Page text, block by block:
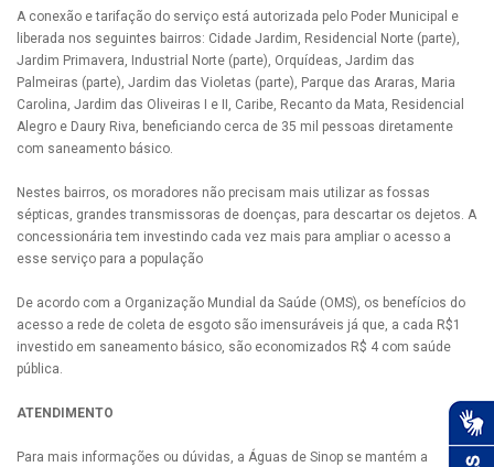
A conexão e tarifação do serviço está autorizada pelo Poder Municipal e
liberada nos seguintes bairros: Cidade Jardim, Residencial Norte (parte),
Jardim Primavera, Industrial Norte (parte), Orquídeas, Jardim das
Palmeiras (parte), Jardim das Violetas (parte), Parque das Araras, Maria
Carolina, Jardim das Oliveiras I e II, Caribe, Recanto da Mata, Residencial
Alegro e Daury Riva, beneficiando cerca de 35 mil pessoas diretamente
com saneamento básico.
Nestes bairros, os moradores não precisam mais utilizar as fossas
sépticas, grandes transmissoras de doenças, para descartar os dejetos. A
concessionária tem investindo cada vez mais para ampliar o acesso a
esse serviço para a população
De acordo com a Organização Mundial da Saúde (OMS), os benefícios do
acesso a rede de coleta de esgoto são imensuráveis já que, a cada R$1
investido em saneamento básico, são economizados R$ 4 com saúde
pública.
ATENDIMENTO
Para mais informações ou dúvidas, a Águas de Sinop se mantém a